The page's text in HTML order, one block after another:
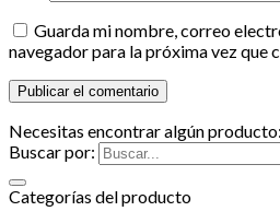
Guarda mi nombre, correo
navegador para la próxima vez que
Necesitas encontrar algún producto:
Buscar por:
Categorías del producto